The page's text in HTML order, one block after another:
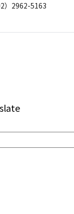
）2962-5163